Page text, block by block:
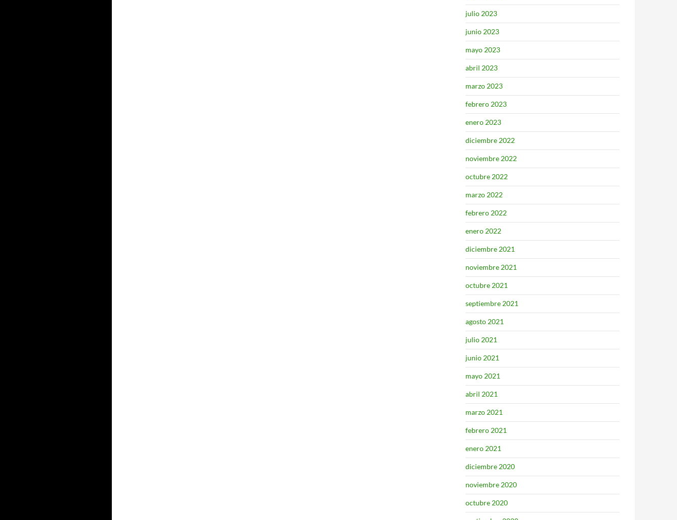
julio 2023
junio 2023
mayo 2023
abril 2023
marzo 2023
febrero 2023
enero 2023
diciembre 2022
noviembre 2022
octubre 2022
marzo 2022
febrero 2022
enero 2022
diciembre 2021
noviembre 2021
octubre 2021
septiembre 2021
agosto 2021
julio 2021
junio 2021
mayo 2021
abril 2021
marzo 2021
febrero 2021
enero 2021
diciembre 2020
noviembre 2020
octubre 2020